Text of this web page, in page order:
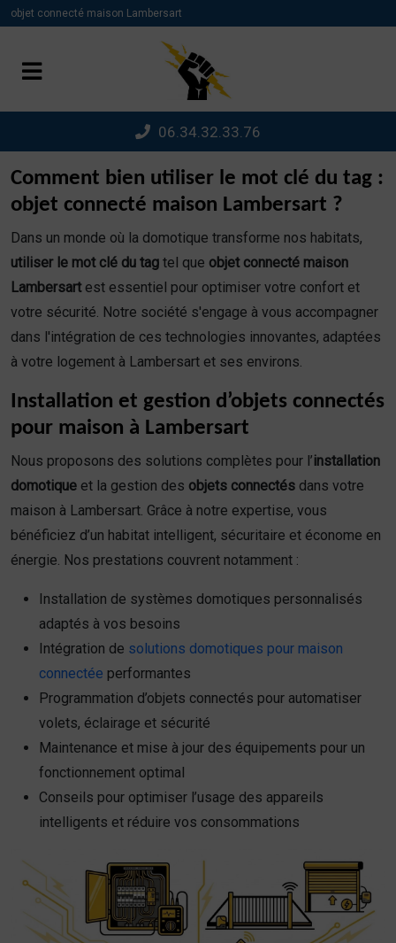
objet connecté maison Lambersart
06.34.32.33.76
Comment bien utiliser le mot clé du tag :
objet connecté maison Lambersart ?
Dans un monde où la domotique transforme nos habitats,
utiliser le mot clé du tag tel que objet connecté maison
Lambersartest essentiel pour optimiser votre confort et
votre sécurité. Notre société s'engage à vous accompagner
dans l'intégration de ces technologies innovantes, adaptées
à votre logement à Lambersart et ses environs.
Installation et gestion d’objets connectés
pour maison à Lambersart
Nous proposons des solutions complètes pour l’installation
domotique et la gestion des objets connectés dans votre
maison à Lambersart. Grâce à notre expertise, vous
bénéficiez d’un habitat intelligent, sécuritaire et économe en
énergie. Nos prestations couvrent notamment :
Installation de systèmes domotiques personnalisés
adaptés à vos besoins
Intégration de solutions domotiques pour maison
connectée performantes
Programmation d’objets connectés pour automatiser
volets, éclairage et sécurité
Maintenance et mise à jour des équipements pour un
fonctionnement optimal
Conseils pour optimiser l’usage des appareils
intelligents et réduire vos consommations
Panneau de gestion des cookies